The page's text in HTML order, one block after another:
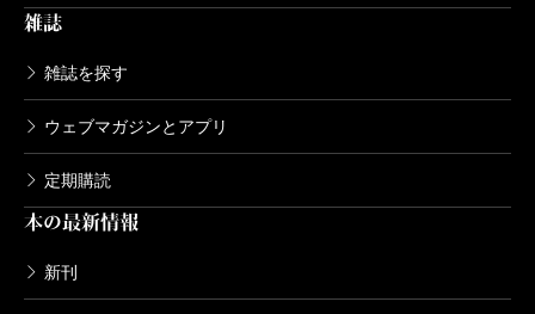
雑誌
雑誌を探す
ウェブマガジンとアプリ
定期購読
本の最新情報
新刊